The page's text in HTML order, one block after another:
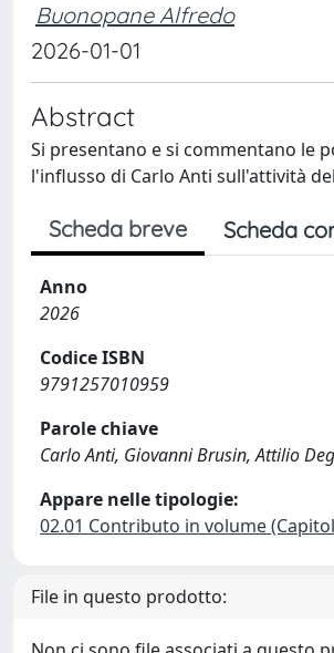
Buonopane Alfredo
2026-01-01
Abstract
Si presentano e si commentano le
l'influsso di Carlo Anti sull'attività
Scheda breve Scheda
Anno
2026
Codice ISBN
9791257010959
Parole chiave
Carlo Anti, Giovanni Brusin, Attilio
Appare nelle tipologie:
02.01 Contributo in volume
File in questo prodotto: